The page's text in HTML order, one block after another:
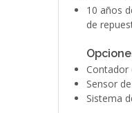
10 años
de
Contador
Sensor
Sistema